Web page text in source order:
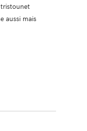
aussi mais